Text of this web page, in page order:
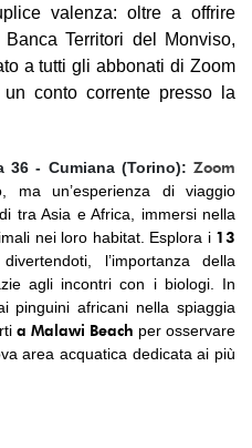
valenza: oltre a offrire
Territori del Monviso,
a tutti gli abbonati di Zoom
conto corrente presso la
36 - Cumiana (Torino): Zoom
ma un’esperienza di viaggio
tra Asia e Africa, immersi nella
nei loro habitat. Esplora i 13
l’importanza della
agli incontri con i biologi. In
pinguini africani nella spiaggia
a Malawi Beach per osservare
area acquatica dedicata ai più